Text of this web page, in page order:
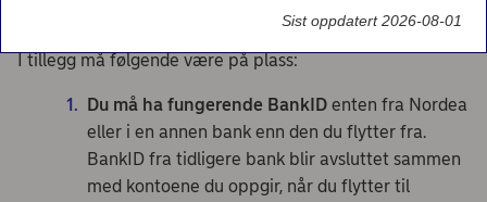
I tillegg må følgende være på plass:
Du må ha fungerende BankID enten fra Nordea
eller i en annen bank enn den du flytter fra.
BankID fra tidligere bank blir avsluttet sammen
med kontoene du oppgir, når du flytter til
Sist oppdatert 2026-08-01